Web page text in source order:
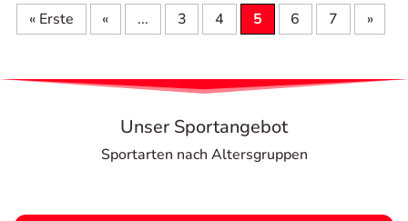
« Erste « ... 3 4 5 6 7 »
Unser Sportangebot
Sportarten nach Altersgruppen